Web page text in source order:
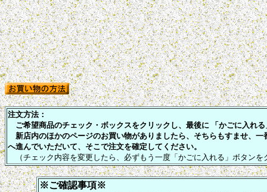
注文方法：
ご希望商品のチェック・ボックスをクリックし、最後に 「かごに入れ
新店内のほかのページのお買い物がありましたら、そちらもすませ、一
へ進んでいただいて、そこで注文を確定してください。
（チェック内容を変更したら、必ずもう一度「かごに入れる」ボタン
※ご確認事項※